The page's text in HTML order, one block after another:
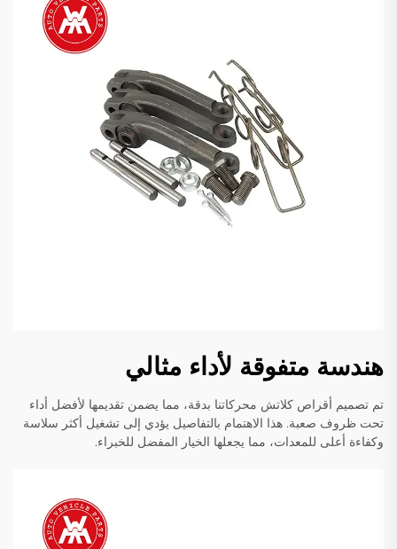
هندسة متفوقة لأداء مثالي
تم تصميم أقراص كلاتش محركاتنا بدقة، مما يضمن تقديمها لأفضل أداء
تحت ظروف صعبة. هذا الاهتمام بالتفاصيل يؤدي إلى تشغيل أكثر سلاسة
وكفاءة أعلى للمعدات، مما يجعلها الخيار المفضل للخبراء.